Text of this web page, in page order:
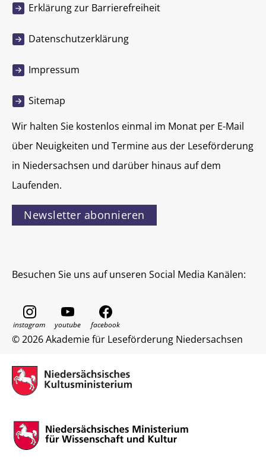
Erklärung zur Barrierefreiheit
Datenschutzerklärung
Impressum
Sitemap
Wir halten Sie kostenlos einmal im Monat per E-Mail
über Neuigkeiten und Termine aus der Leseförderung
in Niedersachsen und darüber hinaus auf dem
Laufenden.
Newsletter abonnieren
Besuchen Sie uns auf unseren Social Media Kanälen:
© 2026 Akademie für Leseförderung Niedersachsen